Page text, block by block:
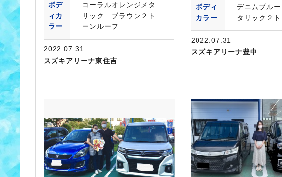
ボデ
ィカ
ラー
コーラルオレンジメタ
リック ブラウン２ト
ーンルーフ
2022.07.31
スズキアリーナ東住吉
ボディ
カラー
デニムブルー
タリック２ト
2022.07.31
スズキアリーナ豊中